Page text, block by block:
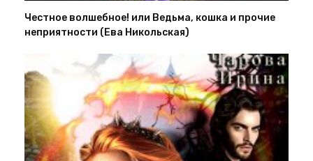
Честное волшебное! или Ведьма, кошка и прочие
неприятности (Ева Никольская)